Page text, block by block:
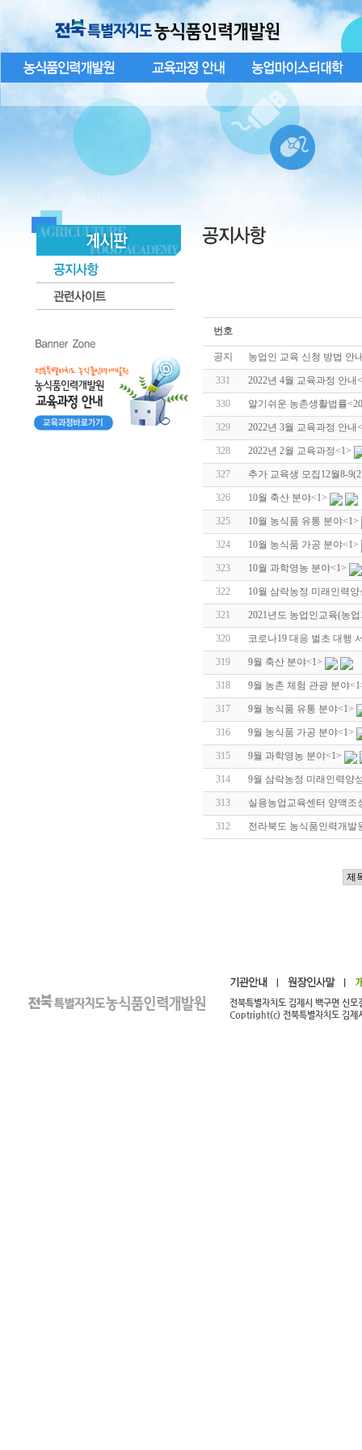
번호
공지 농업인 교육 신청 방법 안
331 2022년 4월 교육과정 안내
330 알기쉬운 농촌생활법률
329 2022년 3월 교육과정 안내
328 2022년 2월 교육과정<1>
327 추가 교육생 모집12월8-
326 10월 축산 분야<1>
325 10월 농식품 유통 분야<1>
324 10월 농식품 가공 분야<1>
323 10월 과학영농 분야<1>
322 10월 삼락농정 미래인력
321 2021년도 농업인교육(농
320 코로나19 대응 벌초 대행
319 9월 축산 분야<1>
318 9월 농촌 체험 관광 분야
317 9월 농식품 유통 분야<1>
316 9월 농식품 가공 분야<1>
315 9월 과학영농 분야<1>
314 9월 삼락농정 미래인력양
313 실용농업교육센터 양액조
312 전라북도 농식품인력개발